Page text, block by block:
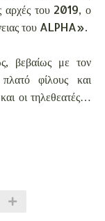
αρχές του 2019, ο
του ALPHA».
βεβαίως με τον
φίλους και
οι τηλεθεατές…